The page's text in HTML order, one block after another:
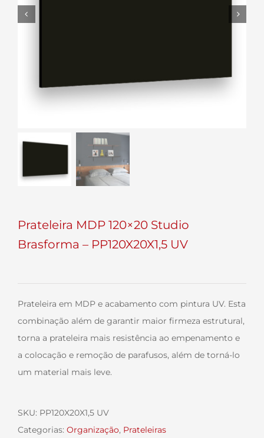
 
Prateleira MDP 120×20 Studio
Brasforma – PP120X20X1,5 UV
Prateleira em MDP e acabamento com pintura UV. Esta
combinação além de garantir maior firmeza estrutural,
torna a prateleira mais resistência ao empenamento e
a colocação e remoção de parafusos, além de torná-lo
um material mais leve.
SKU: PP120X20X1,5 UV
Categorias: Organização, Prateleiras